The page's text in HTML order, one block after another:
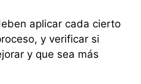
aplicar cada cierto
y verificar si
y que sea más